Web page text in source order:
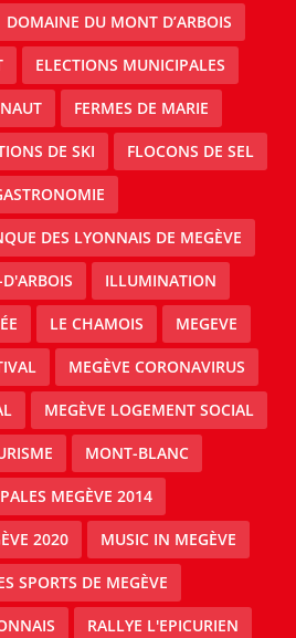
DOMAINE DU MONT D’ARBOIS
ELECTIONS MUNICIPALES
FERMES DE MARIE
DE SKI FLOCONS DE SEL
DES LYONNAIS DE MEGÈVE
ILLUMINATION
LE CHAMOIS MEGEVE
MEGÈVE CORONAVIRUS
MEGÈVE LOGEMENT SOCIAL
MONT-BLANC
MEGÈVE 2014
2020 MUSIC IN MEGÈVE
SPORTS DE MEGÈVE
RALLYE L'EPICURIEN